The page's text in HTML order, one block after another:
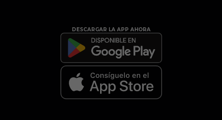
DESCARGAR LA APP AHORA